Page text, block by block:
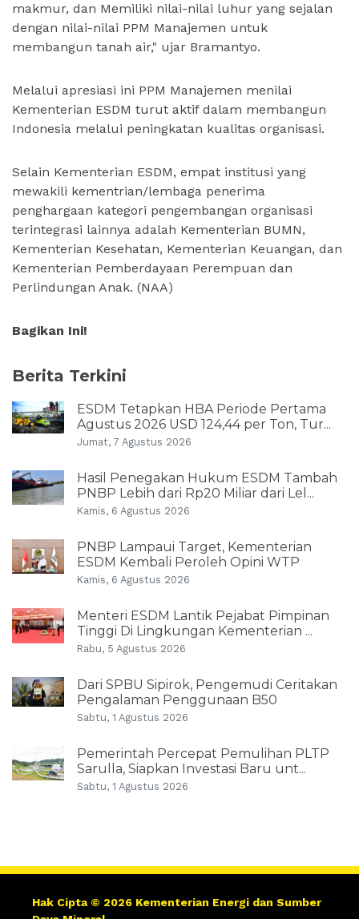
makmur, dan Memiliki nilai-nilai luhur yang sejalan
dengan nilai-nilai PPM Manajemen untuk
membangun tanah air," ujar Bramantyo.
Melalui apresiasi ini PPM Manajemen menilai
Kementerian ESDM turut aktif dalam membangun
Indonesia melalui peningkatan kualitas organisasi.
Selain Kementerian ESDM, empat institusi yang
mewakili kementrian/lembaga penerima
penghargaan kategori pengembangan organisasi
terintegrasi lainnya adalah Kementerian BUMN,
Kementerian Kesehatan, Kementerian Keuangan, dan
Kementerian Pemberdayaan Perempuan dan
Perlindungan Anak. (NAA)
Bagikan Ini!
Berita Terkini
ESDM Tetapkan HBA Periode Pertama
Agustus 2026 USD 124,44 per Ton, Tur...
Jumat, 7 Agustus 2026
Hasil Penegakan Hukum ESDM Tambah
PNBP Lebih dari Rp20 Miliar dari Lel...
Kamis, 6 Agustus 2026
PNBP Lampaui Target, Kementerian
ESDM Kembali Peroleh Opini WTP
Kamis, 6 Agustus 2026
Menteri ESDM Lantik Pejabat Pimpinan
Tinggi Di Lingkungan Kementerian ...
Rabu, 5 Agustus 2026
Dari SPBU Sipirok, Pengemudi Ceritakan
Pengalaman Penggunaan B50
Sabtu, 1 Agustus 2026
Pemerintah Percepat Pemulihan PLTP
Sarulla, Siapkan Investasi Baru unt...
Sabtu, 1 Agustus 2026
Hak Cipta © 2026 Kementerian Energi dan Sumber